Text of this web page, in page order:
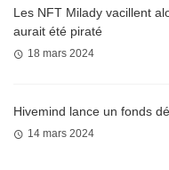
Les NFT Milady vacillent
aurait été piraté
18 mars 2024
Hivemind lance un fonds
14 mars 2024